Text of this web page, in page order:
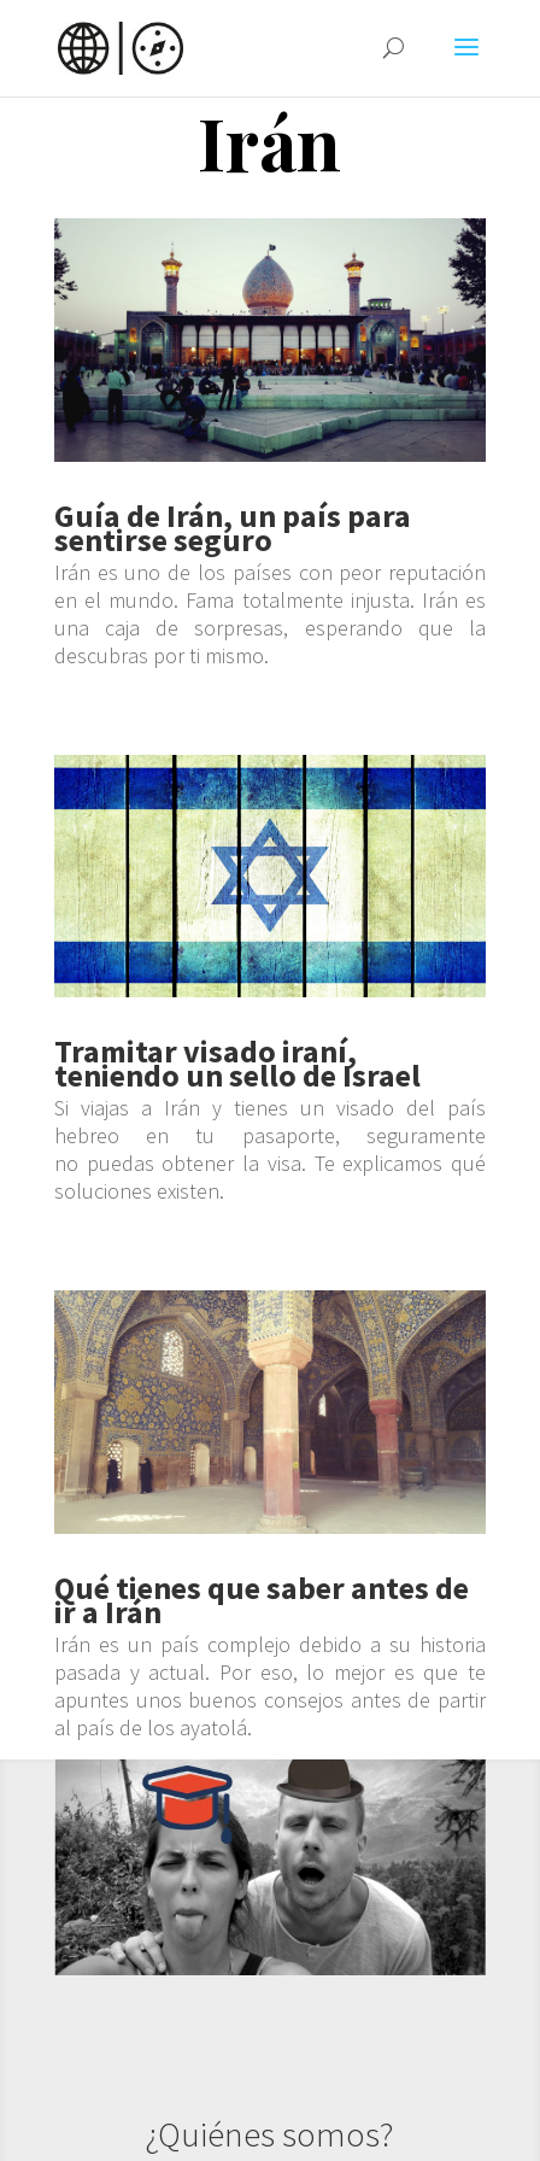
Irán
Guía de Irán, un país para
sentirse seguro
Irán es uno de los países con peor reputación
en el mundo. Fama totalmente injusta. Irán es
una caja de sorpresas, esperando que la
descubras por ti mismo.
Tramitar visado iraní,
teniendo un sello de Israel
Si viajas a Irán y tienes un visado del país
hebreo en tu pasaporte, seguramente
no puedas obtener la visa. Te explicamos qué
soluciones existen.
Qué tienes que saber antes de
ir a Irán
Irán es un país complejo debido a su historia
pasada y actual. Por eso, lo mejor es que te
apuntes unos buenos consejos antes de partir
al país de los ayatolá.
¿Quiénes somos?